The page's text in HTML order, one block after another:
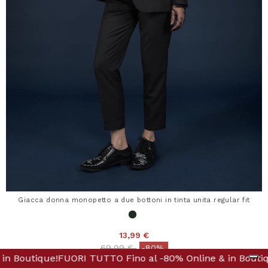
Online & in Boutique! FUORI TUTTO Fino al -80%
Giacca donna monopetto a due bottoni in tinta unita regular fit
13,99 €
Price reduced from
69,99 €to-80%
Fino al -80% Online & in Boutique! FUORI